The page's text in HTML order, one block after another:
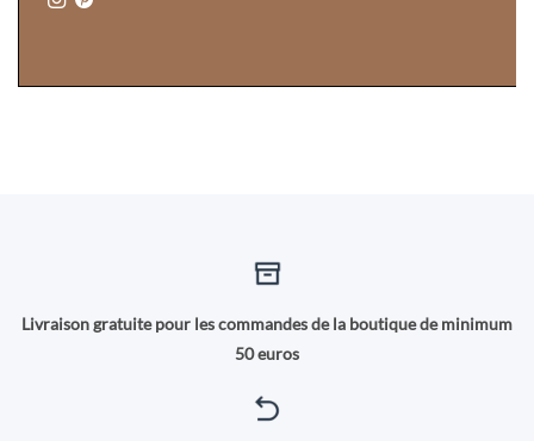
Livraison gratuite pour les commandes de la boutique de minimum
50 euros